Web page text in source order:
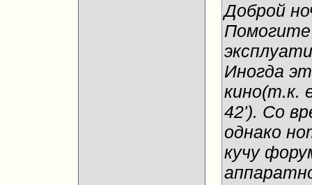
Доброй
Иногда
кино(т.к.
42'). Со
однако
кучу